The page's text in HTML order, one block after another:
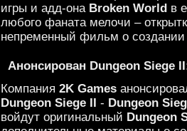
игры и адд-она Broken World в
любого фаната мелочи –
непременный фильм о
Анонсирован Dungeon Siege
Компания 2K Games
Dungeon Siege II - Dungeon
войдут оригинальный Dungeon